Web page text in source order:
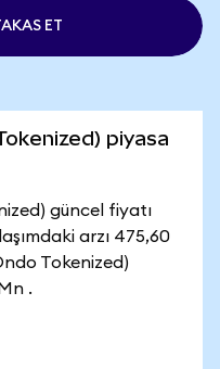
ET
piyasa
güncel fiyatı
arzı 475,60
Tokenized)
.